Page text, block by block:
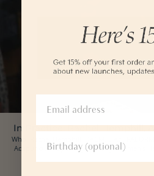
In Practice: Rachel Hemphill,
Who: Rachel Hemphill, DACM, L.Ac., FABORM Practice: City Pulse
Acupuncture Specialty: Fertility, Women's Health, and Cosmetic